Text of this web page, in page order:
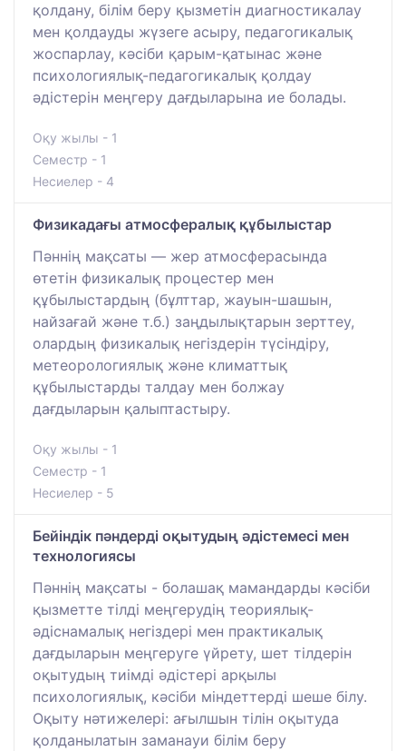
қолдану, білім беру қызметін диагностикалау
мен қолдауды жүзеге асыру, педагогикалық
жоспарлау, кәсіби қарым-қатынас және
психологиялық-педагогикалық қолдау
әдістерін меңгеру дағдыларына ие болады.
Оқу жылы - 1
Семестр - 1
Несиелер - 4
Физикадағы атмосфералық құбылыстар
Пәннің мақсаты — жер атмосферасында
өтетін физикалық процестер мен
құбылыстардың (бұлттар, жауын-шашын,
найзағай және т.б.) заңдылықтарын зерттеу,
олардың физикалық негіздерін түсіндіру,
метеорологиялық және климаттық
құбылыстарды талдау мен болжау
дағдыларын қалыптастыру.
Оқу жылы - 1
Семестр - 1
Несиелер - 5
Бейіндік пәндерді оқытудың әдістемесі мен
технологиясы
Пәннің мақсаты - болашақ мамандарды кәсіби
қызметте тілді меңгерудің теориялық-
әдіснамалық негіздері мен практикалық
дағдыларын меңгеруге үйрету, шет тілдерін
оқытудың тиімді әдістері арқылы
психологиялық, кәсіби міндеттерді шеше білу.
Оқыту нәтижелері: ағылшын тілін оқытуда
қолданылатын заманауи білім беру